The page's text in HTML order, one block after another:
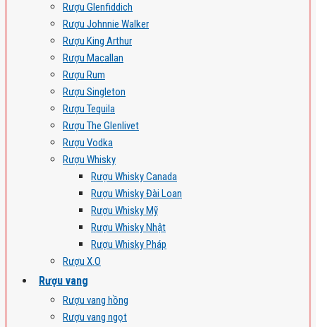
Rượu Glenfiddich
Rượu Johnnie Walker
Rượu King Arthur
Rượu Macallan
Rượu Rum
Rượu Singleton
Rượu Tequila
Rượu The Glenlivet
Rượu Vodka
Rượu Whisky
Rượu Whisky Canada
Rượu Whisky Đài Loan
Rượu Whisky Mỹ
Rượu Whisky Nhật
Rượu Whisky Pháp
Rượu X.O
Rượu vang
Rượu vang hồng
Rượu vang ngọt